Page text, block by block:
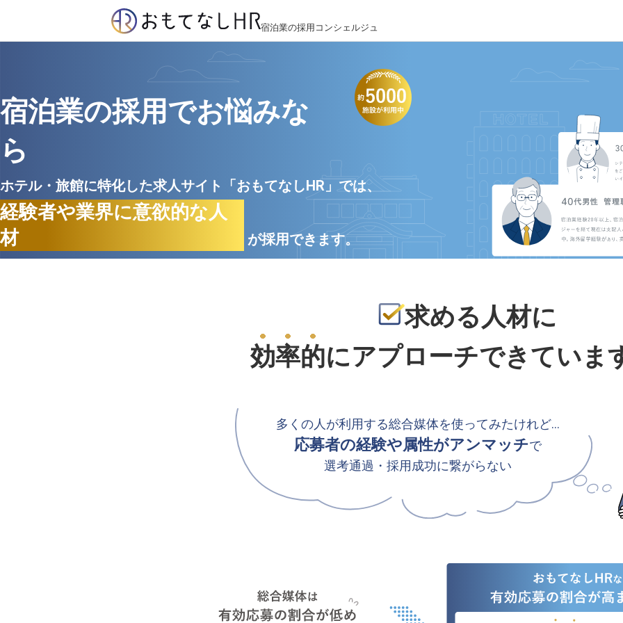
宿泊業の採用コンシェルジュ
宿泊業の採用でお悩みな
ら
ホテル・旅館に特化した求人サイト「おもてなしHR」では、
経験者や業界に意欲的な人
材
が採用できます。
求める人材に
効率的にアプローチできていま
多くの人が利用する総合媒体を使ってみたけれど…
応募者の経験や属性がアンマッチで
選考通過・採用成功に繋がらない